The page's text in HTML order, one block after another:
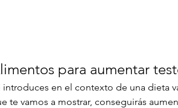
para aumentar
te vamos a mostrar, conseguirás